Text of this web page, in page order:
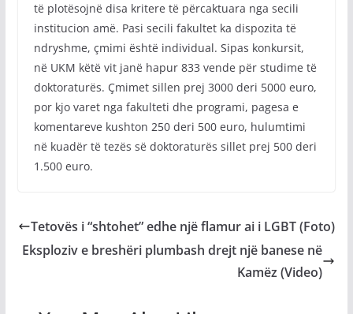
të plotësojnë disa kritere të përcaktuara nga secili
institucion amë. Pasi secili fakultet ka dispozita të
ndryshme, çmimi është individual. Sipas konkursit,
në UKM këtë vit janë hapur 833 vende për studime të
doktoraturës. Çmimet sillen prej 3000 deri 5000 euro,
por kjo varet nga fakulteti dhe programi, pagesa e
komentareve kushton 250 deri 500 euro, hulumtimi
në kuadër të tezës së doktoraturës sillet prej 500 deri
1.500 euro.
Tetovës i “shtohet” edhe një flamur ai i LGBT (Foto)
Eksploziv e breshëri plumbash drejt një banese në
Kamëz (Video)